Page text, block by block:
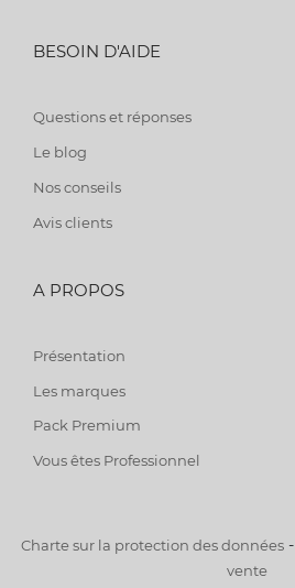
BESOIN D'AIDE
Questions et réponses
Le blog
Nos conseils
Avis clients
A PROPOS
Présentation
Les marques
Pack Premium
Vous êtes Professionnel
Charte sur la protection des données-
vente